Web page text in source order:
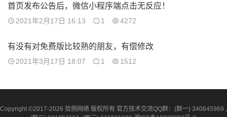
首页发布公告后，微信小程序端点击无反应！
2021年2月17日 16:13 1 4272
有没有对免费版比较熟的朋友，有偿修改
2021年3月17日 18:07 1 1512
Copyright ©2017-2026 拾捌网络 版权所有 官方技术交流QQ群：(群一) 340645969 ,